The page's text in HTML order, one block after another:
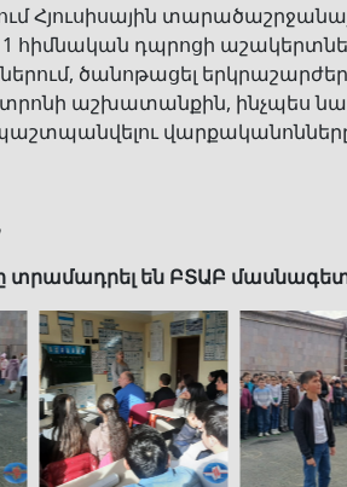
Հյուսիսային
հիմնական դպրոցի
ծանոթացել
աշխատանքին, ինչպես
տրամադրել են ԲՏԱԲ